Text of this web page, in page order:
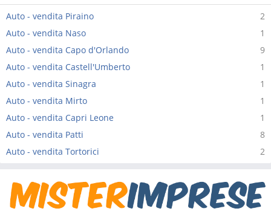
2
Auto - vendita Piraino
1
Auto - vendita Naso
9
Auto - vendita Capo d'Orlando
1
Auto - vendita Castell'Umberto
1
Auto - vendita Sinagra
1
Auto - vendita Mirto
1
Auto - vendita Capri Leone
8
Auto - vendita Patti
2
Auto - vendita Tortorici